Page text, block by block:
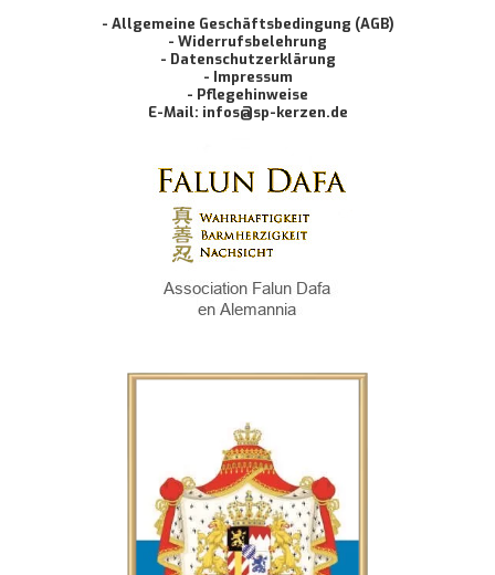
- Allgemeine Geschäftsbedingung (AGB)
- Widerrufsbelehrung
- Datenschutzerklärung
- Impressum
- Pflegehinweise
E-Mail: infos@sp-kerzen.de